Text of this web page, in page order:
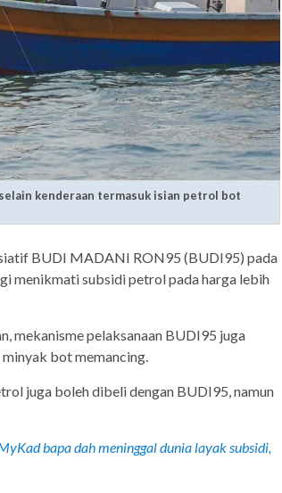
kenderaan termasuk isian petrol bot
BUDI MADANI RON95 (BUDI95) pada
menikmati subsidi petrol pada harga lebih
mekanisme pelaksanaan BUDI95 juga
bot memancing.
juga boleh dibeli dengan BUDI95, namun
bapa dah meninggal dunia layak subsidi,